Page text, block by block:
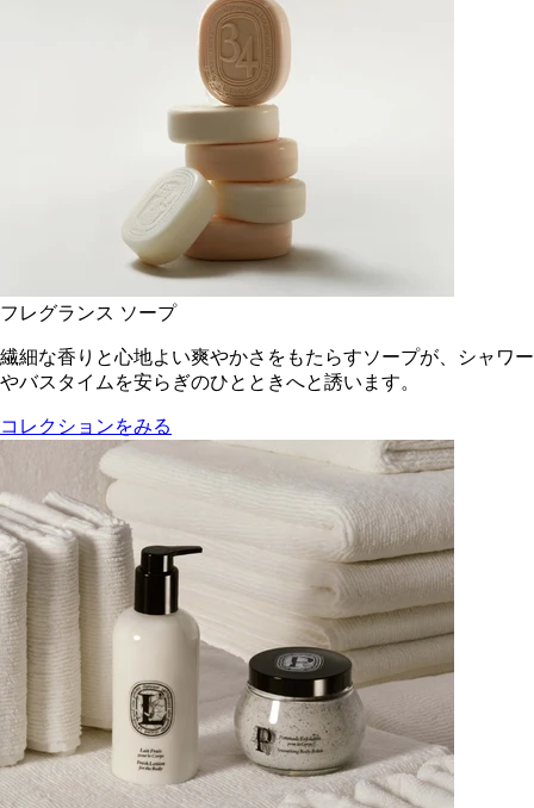
フレグランス ソープ
繊細な香りと心地よい爽やかさをもたらすソープが、シャワー
やバスタイムを安らぎのひとときへと誘います。
コレクションをみる